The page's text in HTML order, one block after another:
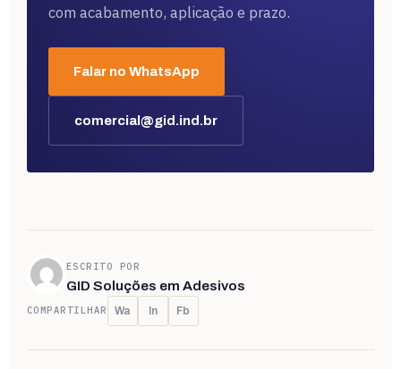
com acabamento, aplicação e prazo.
Falar no WhatsApp
comercial@gid.ind.br
ESCRITO POR
GID Soluções em Adesivos
COMPARTILHAR Wa In Fb